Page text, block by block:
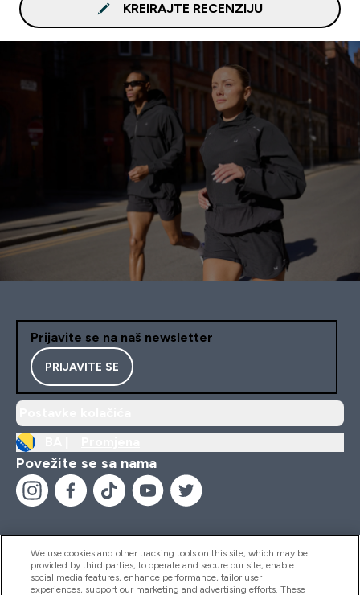
KREIRAJTE RECENZIJU
Prijavite se na naš newsletter
PRIJAVITE SE
Povežite se sa nama
Pomoć I Informacije
We use cookies and other tracking tools on this site, which may be
provided by third parties, to operate and secure our site, enable
social media features, enhance performance, tailor user
experiences, support our marketing and advertising efforts. These